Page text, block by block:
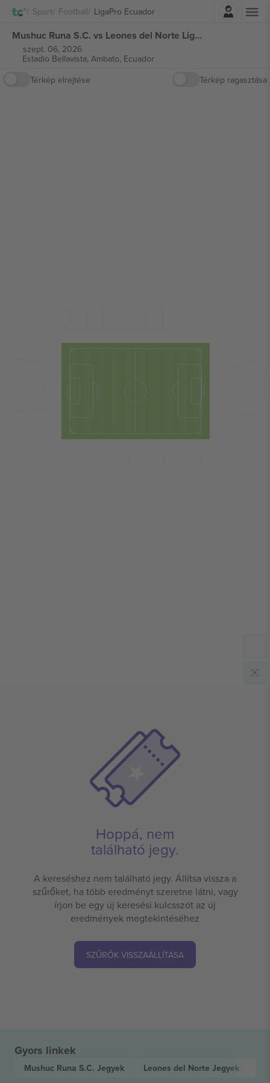
Sport Football LigaPro EcuadorBelépés
Mushuc Runa S.C. vs Leones del Norte LigaPro Ecuador jegyek
szept. 06, 2026
Estadio Bellavista, Ambato, Ecuador
Térkép elrejtése
Térkép ragasztása
Hoppá, nem
található jegy.
A kereséshez nem található jegy. Állítsa vissza a
szűrőket, ha több eredményt szeretne látni, vagy
írjon be egy új keresési kulcsszót az új
eredmények megtekintéséhez
SZŰRŐK VISSZAÁLLÍTÁSA
Gyors linkek
Mushuc Runa S.C. Jegyek Leones del Norte Jegyek